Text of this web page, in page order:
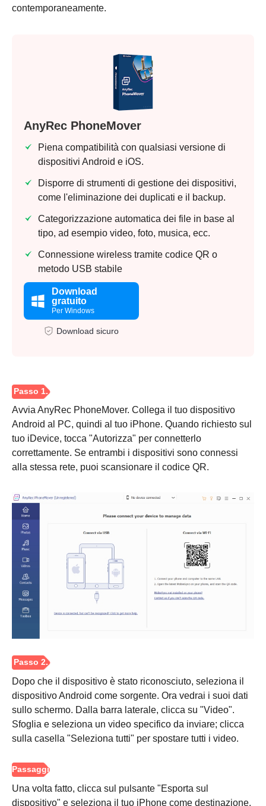
contemporaneamente.
AnyRec PhoneMover
Piena compatibilità con qualsiasi versione di
dispositivi Android e iOS.
Disporre di strumenti di gestione dei dispositivi,
come l'eliminazione dei duplicati e il backup.
Categorizzazione automatica dei file in base al
tipo, ad esempio video, foto, musica, ecc.
Connessione wireless tramite codice QR o
metodo USB stabile
Download
gratuito
Per Windows
Download sicuro
Passo 1.
Avvia AnyRec PhoneMover. Collega il tuo dispositivo
Android al PC, quindi al tuo iPhone. Quando richiesto sul
tuo iDevice, tocca "Autorizza" per connetterlo
correttamente. Se entrambi i dispositivi sono connessi
alla stessa rete, puoi scansionare il codice QR.
Dopo che il dispositivo è stato riconosciuto, seleziona il
dispositivo Android come sorgente. Ora vedrai i suoi dati
sullo schermo. Dalla barra laterale, clicca su "Video".
Sfoglia e seleziona un video specifico da inviare; clicca
sulla casella "Seleziona tutti" per spostare tutti i video.
Una volta fatto, clicca sul pulsante "Esporta sul
dispositivo" e seleziona il tuo iPhone come destinazione.